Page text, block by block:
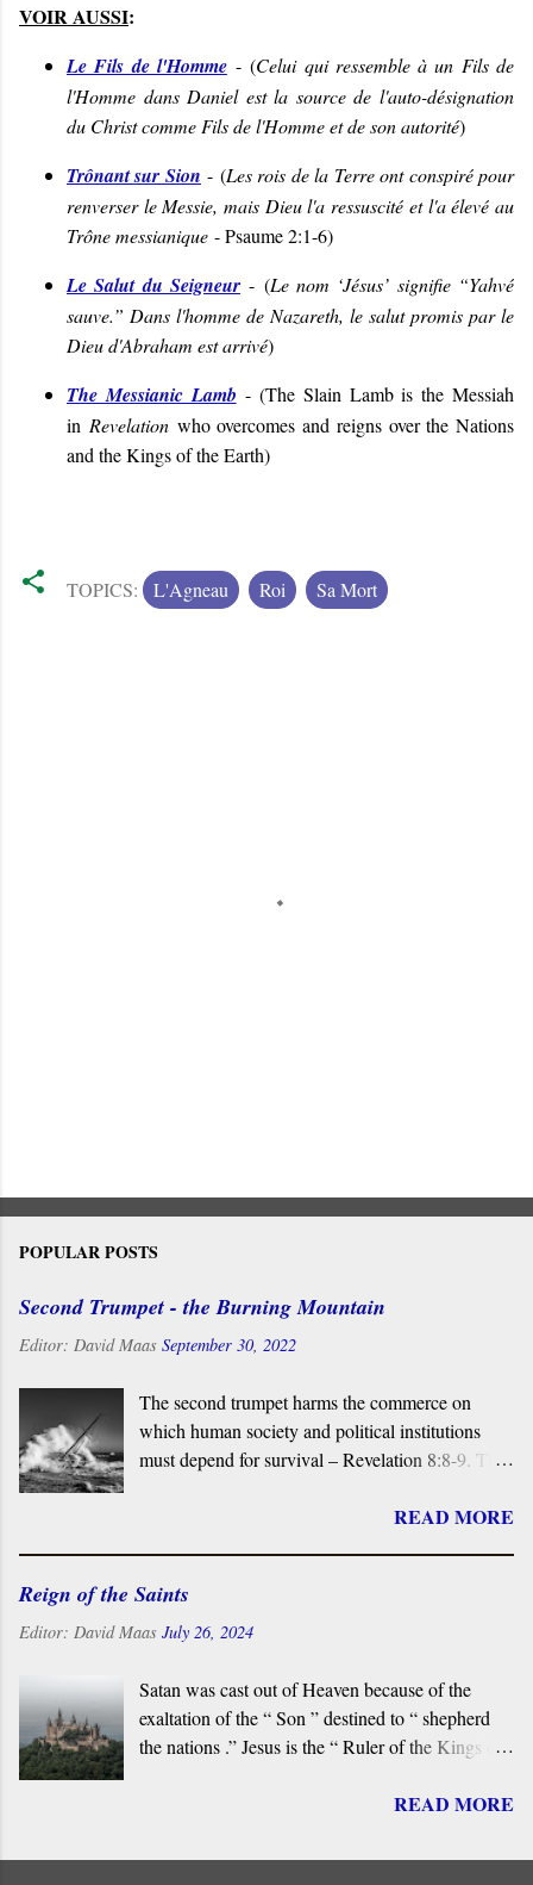
VOIR AUSSI:
Le Fils de l'Homme- (Celui qui ressemble à un Fils de
l'Homme dans Daniel est la source de l'auto-désignation
du Christ comme Fils de l'Homme et de son autorité)
Trônant sur Sion - (Les rois de la Terre ont conspiré pour
renverser le Messie, mais Dieu l'a ressuscité et l'a élevé au
Trône messianique - Psaume 2:1-6)
Le Salut du Seigneur - (Le nom ‘Jésus’ signifie “Yahvé
sauve.” Dans l'homme de Nazareth, le salut promis par le
Dieu d'Abraham est arrivé)
The Messianic Lamb - (The Slain Lamb is the Messiah
in Revelationwho overcomes and reigns over the Nations
and the Kings of the Earth)
TOPICS: L'Agneau Roi Sa Mort
POPULAR POSTS
Second Trumpet - the Burning Mountain
Editor: David Maas September 30, 2022
The second trumpet harms the commerce on
which human society and political institutions
must depend for survival – Revelation 8:8-9. The
in the sea, disrupting a third of all seaborne
Babylon and the Empire depend for power, and
it is the place from which the Beast ascends. This
found in New Jerusalem. In the symbolic world,
the Sea is linked directly to the Dragon and the
Beast.
READ MORE
Reign of the Saints
Editor: David Maas July 26, 2024
Satan was cast out of Heaven because of the
exaltation of the “ Son ” destined to “ shepherd
the nations .” Jesus is the “ Ruler of the Kings of
him. Their royal status is based on his Death and
the “ firstborn of the dead .” By his blood, he “
READ MORE